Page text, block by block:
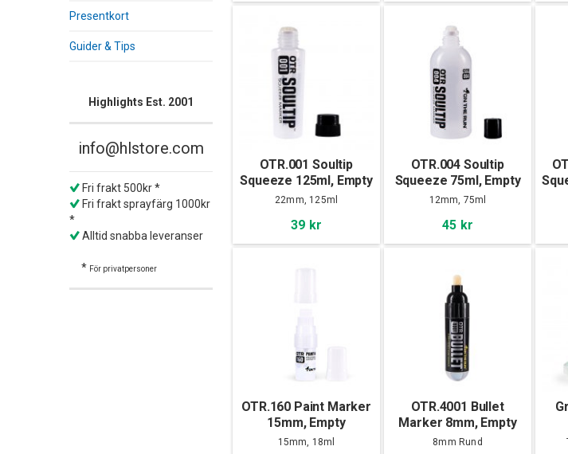
Presentkort
Guider & Tips
Highlights Est. 2001
info@hlstore.com
Fri frakt 500kr *
Fri frakt sprayfärg 1000kr
*
Alltid snabba leveranser
* För privatpersoner
OTR.001 Soultip
Squeeze 125ml, Empty
22mm, 125ml
39 kr
OTR.004 Soultip
Squeeze 75ml, Empty
12mm, 75ml
45 kr
OTR.160 Paint Marker
15mm, Empty
15mm, 18ml
OTR.4001 Bullet
Marker 8mm, Empty
8mm Rund